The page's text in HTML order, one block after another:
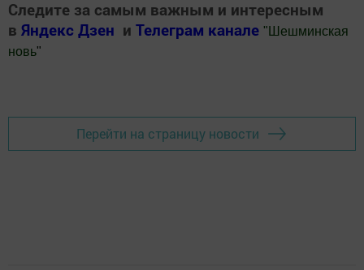
Следите за самым важным и интересным
в Яндекс Дзен и Телеграм канале " Шешминская
новь"
Перейти на страницу новости